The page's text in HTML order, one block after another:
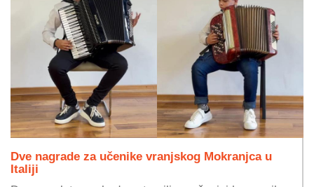
Dve nagrade za učenike vranjskog Mokranjca u
Italiji